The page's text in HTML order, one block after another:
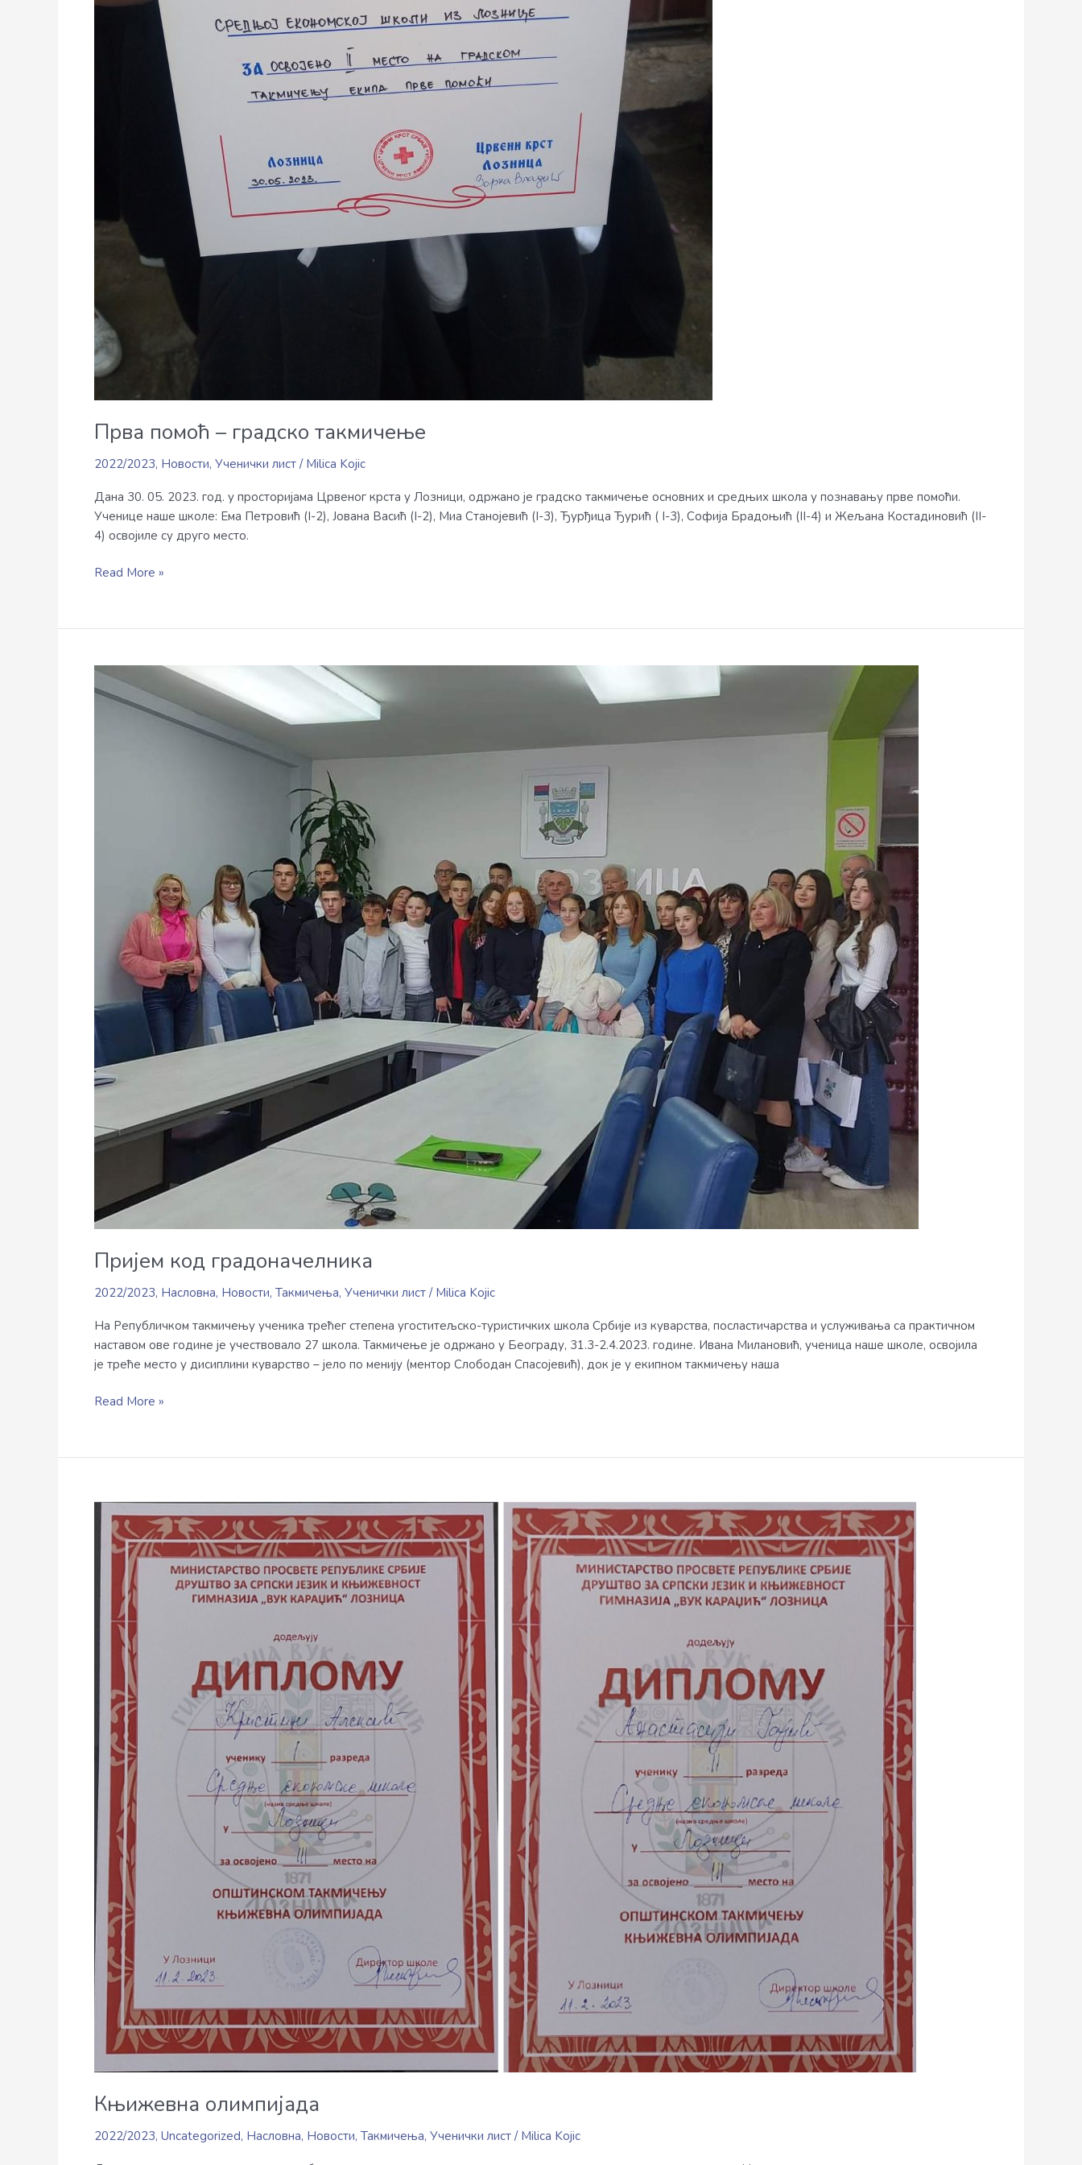
Прва помоћ – градско такмичење
2022/2023, Новости, Ученички лист / Milica Kojic
Дана 30. 05. 2023. год. у просторијама Црвеног крста у Лозници, одржано је градско такмичење основних и средњих школа у познавању прве помоћи.
Ученице наше школе: Ема Петровић (I-2), Јована Васић (I-2), Миа Станојевић (I-3), Ђурђица Ђурић ( I-3), Софија Брадоњић (II-4) и Жељана Костадиновић (II-
4) освојиле су друго место.
Read More »
Пријем код градоначелника
2022/2023, Насловна, Новости, Такмичења, Ученички лист / Milica Kojic
На Републичком такмичењу ученика трећег степена угоститељско-туристичких школа Србије из куварства, посластичарства и услуживања са практичном
наставом ове године је учествовало 27 школа. Такмичење је одржано у Београду, 31.3-2.4.2023. године. Ивана Милановић, ученица наше школе, освојила
је треће место у дисиплини куварство – јело по менију (ментор Слободан Спасојевић), док је у екипном такмичењу наша
Пријем
код
градоначелника
Read More »
Књижевна олимпијада
2022/2023, Uncategorized, Насловна, Новости, Такмичења, Ученички лист / Milica Kojic
Књижевна
олимпијада